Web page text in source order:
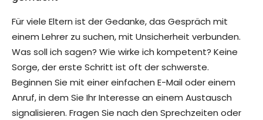
Für viele Eltern ist der Gedanke, das Gespräch mit
einem Lehrer zu suchen, mit Unsicherheit verbunden.
Was soll ich sagen? Wie wirke ich kompetent? Keine
Sorge, der erste Schritt ist oft der schwerste.
Beginnen Sie mit einer einfachen E-Mail oder einem
Anruf, in dem Sie Ihr Interesse an einem Austausch
signalisieren. Fragen Sie nach den Sprechzeiten oder